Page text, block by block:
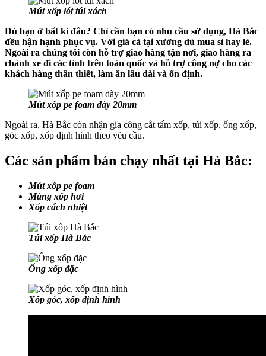
Mút xốp lót túi xách
Dù bạn ở bất kì đâu? Chỉ cần bạn có nhu cầu sử dụng, Hà Bắc
đều hận hạnh phục vụ. Với giá cả tại xưởng dù mua sỉ hay lẻ.
Ngoài ra chúng tôi còn hỗ trợ giao hàng tận nơi, giao hàng ra
chành xe đi các tỉnh trên toàn quốc và hỗ trợ công nợ cho các
khách hàng thân thiết, làm ăn lâu dài và ổn định.
Mút xốp pe foam dày 20mm
Ngoài ra, Hà Bắc còn nhận gia công cắt tấm xốp, túi xốp, ống xốp,
góc xốp, xốp định hình theo yêu cầu.
Các sản phẩm bán chạy nhất tại Hà Bắc:
Mút xốp pe foam
Màng xốp hơi
Xốp cách nhiệt
Túi xốp Hà Bắc
Ống xốp đặc
Xốp góc, xốp định hình